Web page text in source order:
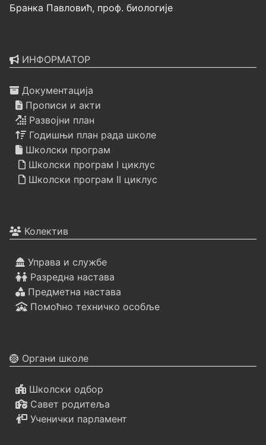
Бранка Павловић, проф. биологије
ИНФОРМАТОР
Документација
Прописи и акти
Развојни план
Годишњи план рада школе
Школски програм
Школски програм I циклус
Школски програм II циклус
Колектив
Управа и службе
Разредна настава
Предметна настава
Помоћно техничко особље
Органи школе
Школски одбор
Савет родитеља
Ученички парламент